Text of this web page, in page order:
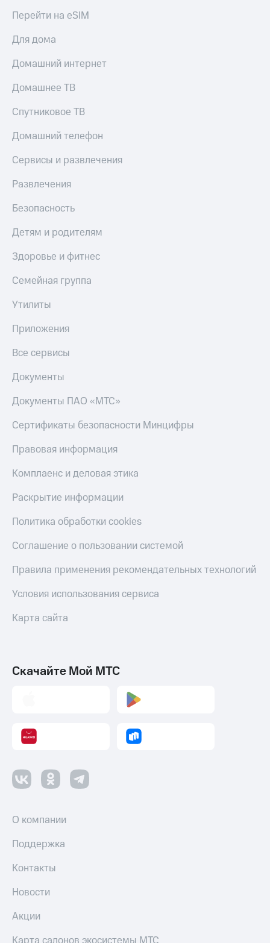
Перейти на eSIM
Для дома
Домашний интернет
Домашнее ТВ
Спутниковое ТВ
Домашний телефон
Сервисы и развлечения
Развлечения
Безопасность
Детям и родителям
Здоровье и фитнес
Семейная группа
Утилиты
Приложения
Все сервисы
Документы
Документы ПАО «МТС»
Сертификаты безопасности Минцифры
Правовая информация
Комплаенс и деловая этика
Раскрытие информации
Политика обработки cookies
Соглашение о пользовании системой
Правила применения рекомендательных технологий
Условия использования сервиса
Карта сайта
Скачайте Мой МТС
О компании
Поддержка
Контакты
Новости
Акции